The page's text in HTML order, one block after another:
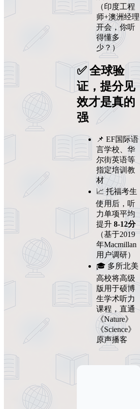
（印度工程
师+澳洲经理
开会，你听
得懂多
少？）
✅ 全球验
证，提分见
效才是真的
强
📌 EF国际语
言学校、华
尔街英语等
指定培训教
材
📈 托福考生
使用后，听
力单项平均
提升 8-12分
（基于2019
年Macmillan
用户调研）
🎓 多所北美
高校将高级
版用于硕博
生学术听力
课程，直通
《Nature》
《Science》
原声播客